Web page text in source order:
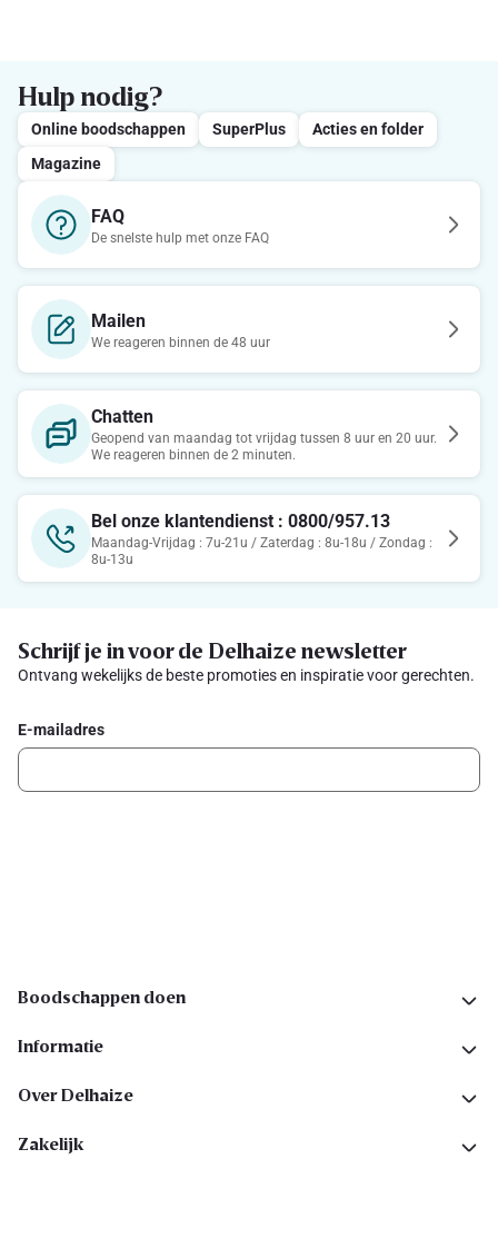
Hulp nodig?
Online boodschappen SuperPlus
Acties en folder
Magazine
FAQ
De snelste hulp met onze FAQ
Mailen
We reageren binnen de 48 uur
Chatten
Geopend van maandag tot vrijdag tussen 8 uur en 20 uur.
We reageren binnen de 2 minuten.
Bel onze klantendienst : 0800/957.13
Maandag-Vrijdag : 7u-21u / Zaterdag : 8u-18u / Zondag :
8u-13u
Schrijf je in voor de Delhaize newsletter
Ontvang wekelijks de beste promoties en inspiratie voor gerechten.
E-mailadres
Boodschappen doen
Informatie
Over Delhaize
Zakelijk